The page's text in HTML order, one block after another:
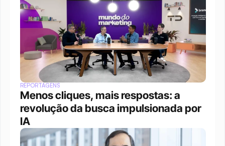
REPORTAGENS
Menos cliques, mais respostas: a
revolução da busca impulsionada por
IA